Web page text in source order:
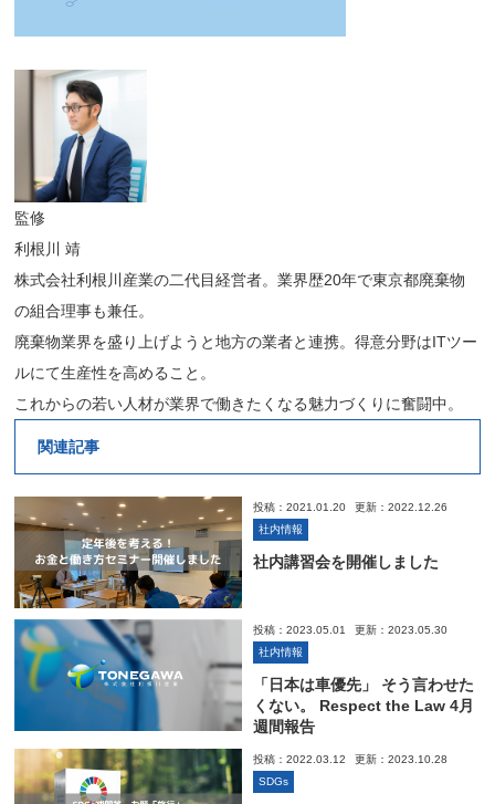
監修
利根川 靖
株式会社利根川産業の二代目経営者。業界歴20年で東京都廃棄物
の組合理事も兼任。
廃棄物業界を盛り上げようと地方の業者と連携。得意分野はITツー
ルにて生産性を高めること。
これからの若い人材が業界で働きたくなる魅力づくりに奮闘中。
関連記事
投稿：2021.01.20
更新：2022.12.26
社内情報
社内講習会を開催しました
投稿：2023.05.01
更新：2023.05.30
社内情報
「日本は車優先」 そう言わせた
くない。 Respect the Law 4月
週間報告
投稿：2022.03.12
更新：2023.10.28
SDGs